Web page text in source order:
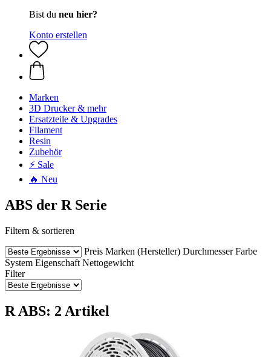
Bist du neu hier?
Konto erstellen
Marken
3D Drucker & mehr
Ersatzteile & Upgrades
Filament
Resin
Zubehör
⚡ Sale
🔥 Neu
ABS der R Serie
Filtern & sortieren
Preis Marken (Hersteller) Durchmesser Farbe
System Eigenschaft Nettogewicht
Filter
R ABS: 2 Artikel